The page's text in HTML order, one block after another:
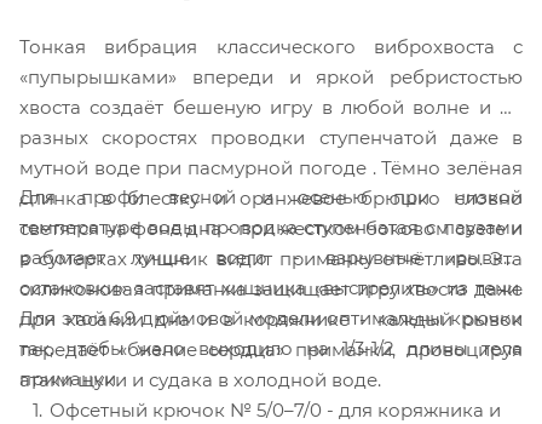
Тонкая вибрация классического виброхвоста с
«пупырышками» впереди и яркой ребристостью
хвоста создаёт бешеную игру в любой волне и на
разных скоростях проводки ступенчатой даже в
мутной воде при пасмурной погоде . Тёмно зелёная
спинка в блестку и оранжевое брюшко словно
светятся на фоне дна - при жестком боковом свете и
в сумерках хищник видит приманку отчётливо. Эта
силиконовая приманка защищает игру хвоста даже
при касании дна и в коряжнике - каждый рывок
передаёт «биение сердца» приманки, провоцируя
атаки щуки и судака в холодной воде.
Для профи весной и осенью при низкой
температуре воды проводка ступенчатая с паузами
работает лучше всего - взрывные «рывки-
остановки» заставят хищника «выстрелить» из тени.
Для этой 6,9 дюймовой модели оптимальны крючки
так, чтобы жало выходило на 1/3-1/2 длины тела
приманки
Офсетный крючок № 5/0–7/0 - для коряжника и